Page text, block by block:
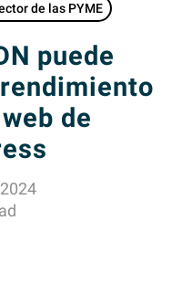
de las PYME
puede
de